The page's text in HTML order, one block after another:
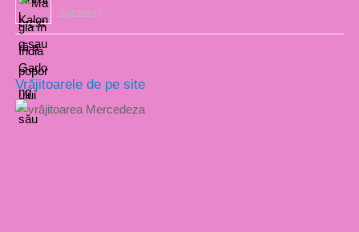
23/02/2017
Vrăjitoarele de pe site